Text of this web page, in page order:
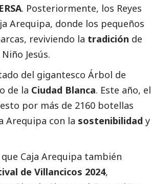
. Posteriormente, los Reyes
Arequipa, donde los pequeños
reviviendo la tradición de
Jesús.
del gigantesco Árbol de
de la Ciudad Blanca. Este año, el
por más de 2160 botellas
Arequipa con la sostenibilidad y
Caja Arequipa también
de Villancicos 2024,